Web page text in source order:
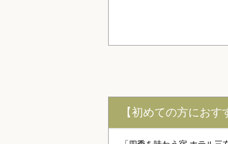
【初めての方にお